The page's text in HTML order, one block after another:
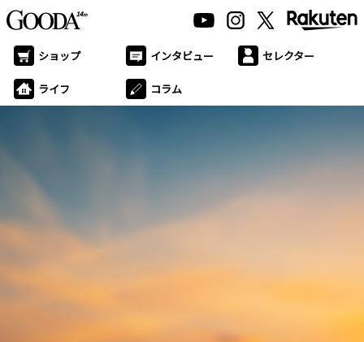
ショップ インタビュー セレクター
ライフ コラム